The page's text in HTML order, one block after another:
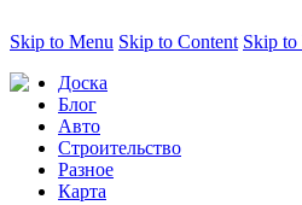
Skip to Menu Skip to Content Skip to
Доска
Блог
Авто
Строительство
Разное
Карта